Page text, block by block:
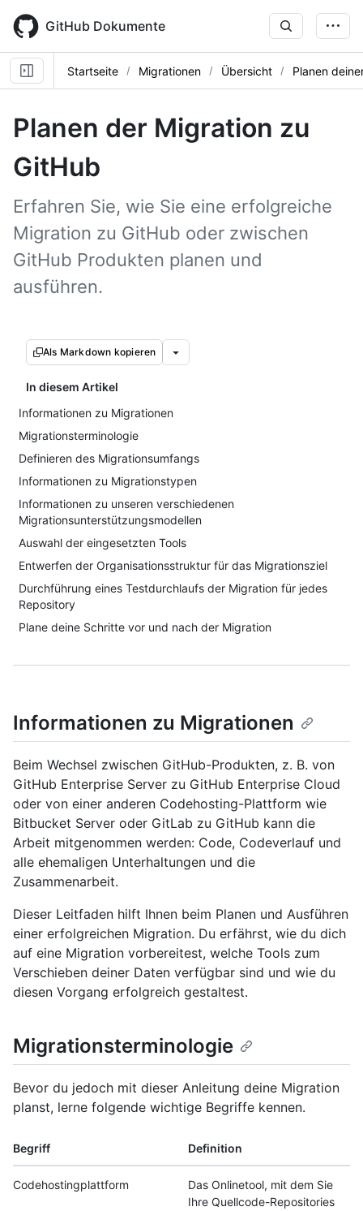
main
content
GitHub Dokumente
Startseite Migrationen Übersicht Planen
Planen der Migration zu
GitHub
Erfahren Sie, wie Sie eine erfolgreiche
Migration zu GitHub oder zwischen
GitHub Produkten planen und
ausführen.
Als Markdown kopieren
In diesem Artikel
Informationen zu Migrationen
Migrationsterminologie
Definieren des Migrationsumfangs
Informationen zu Migrationstypen
Informationen zu unseren verschiedenen
Migrationsunterstützungsmodellen
Auswahl der eingesetzten Tools
Entwerfen der Organisationsstruktur für das Migrationsziel
Durchführung eines Testdurchlaufs der Migration für jedes
Repository
Plane deine Schritte vor und nach der Migration
Informationen zu Migrationen
Beim Wechsel zwischen GitHub-Produkten, z. B. von
GitHub Enterprise Server zu GitHub Enterprise Cloud
oder von einer anderen Codehosting-Plattform wie
Bitbucket Server oder GitLab zu GitHub kann die
Arbeit mitgenommen werden: Code, Codeverlauf und
alle ehemaligen Unterhaltungen und die
Zusammenarbeit.
Dieser Leitfaden hilft Ihnen beim Planen und Ausführen
einer erfolgreichen Migration. Du erfährst, wie du dich
auf eine Migration vorbereitest, welche Tools zum
Verschieben deiner Daten verfügbar sind und wie du
diesen Vorgang erfolgreich gestaltest.
Migrationsterminologie
Bevor du jedoch mit dieser Anleitung deine Migration
planst, lerne folgende wichtige Begriffe kennen.
Begriff Definition
Codehostingplattform
Das Onlinetool, mit dem Sie
Ihre Quellcode-Repositories